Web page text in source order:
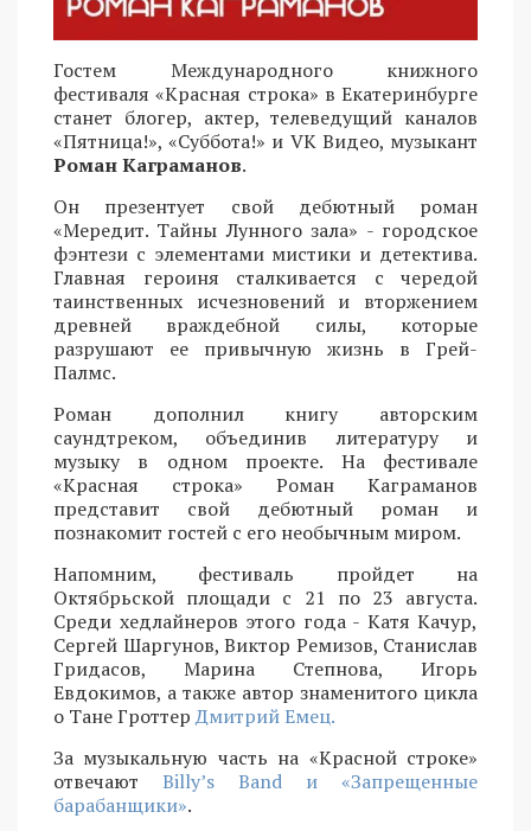
Гостем Международного книжного
фестиваля «Красная строка» в Екатеринбурге
станет блогер, актер, телеведущий каналов
«Пятница!», «Суббота!» и VK Видео, музыкант
Роман Каграманов.
Он презентует свой дебютный роман
«Мередит. Тайны Лунного зала» - городское
фэнтези с элементами мистики и детектива.
Главная героиня сталкивается с чередой
таинственных исчезновений и вторжением
древней враждебной силы, которые
разрушают ее привычную жизнь в Грей-
Палмс.
Роман дополнил книгу авторским
саундтреком, объединив литературу и
музыку в одном проекте. На фестивале
«Красная строка» Роман Каграманов
представит свой дебютный роман и
познакомит гостей с его необычным миром.
Напомним, фестиваль пройдет на
Октябрьской площади с 21 по 23 августа.
Среди хедлайнеров этого года - Катя Качур,
Сергей Шаргунов, Виктор Ремизов, Станислав
Гридасов, Марина Степнова, Игорь
Евдокимов, а также автор знаменитого цикла
о Тане ГроттерДмитрий Емец.
За музыкальную часть на «Красной строке»
отвечают Billy’s Band и «Запрещенные
барабанщики».